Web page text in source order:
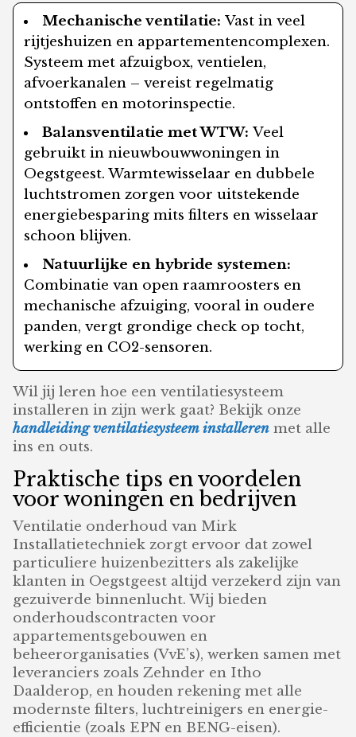
Mechanische ventilatie:Vast in veel
rijtjeshuizen en appartementencomplexen.
Systeem met afzuigbox, ventielen,
afvoerkanalen – vereist regelmatig
ontstoffen en motorinspectie.
Balansventilatie met WTW:Veel
gebruikt in nieuwbouwwoningen in
Oegstgeest. Warmtewisselaar en dubbele
luchtstromen zorgen voor uitstekende
energiebesparing mits filters en wisselaar
schoon blijven.
Natuurlijke en hybride systemen:
Combinatie van open raamroosters en
mechanische afzuiging, vooral in oudere
panden, vergt grondige check op tocht,
werking en CO2-sensoren.
Wil jij leren hoe een ventilatiesysteem
installeren in zijn werk gaat? Bekijk onze
handleiding ventilatiesysteem installeren met alle
ins en outs.
Praktische tips en voordelen
voor woningen en bedrijven
Ventilatie onderhoud van Mirk
Installatietechniek zorgt ervoor dat zowel
particuliere huizenbezitters als zakelijke
klanten in Oegstgeest altijd verzekerd zijn van
gezuiverde binnenlucht. Wij bieden
onderhoudscontracten voor
appartementsgebouwen en
beheerorganisaties (VvE’s), werken samen met
leveranciers zoals Zehnder en Itho
Daalderop, en houden rekening met alle
modernste filters, luchtreinigers en energie-
efficientie (zoals EPN en BENG-eisen).